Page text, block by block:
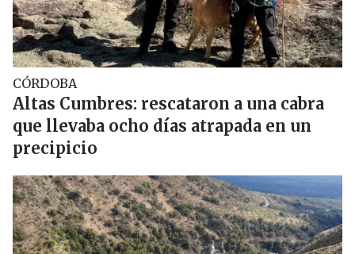
CÓRDOBA
Altas Cumbres: rescataron a una cabra
que llevaba ocho días atrapada en un
precipicio